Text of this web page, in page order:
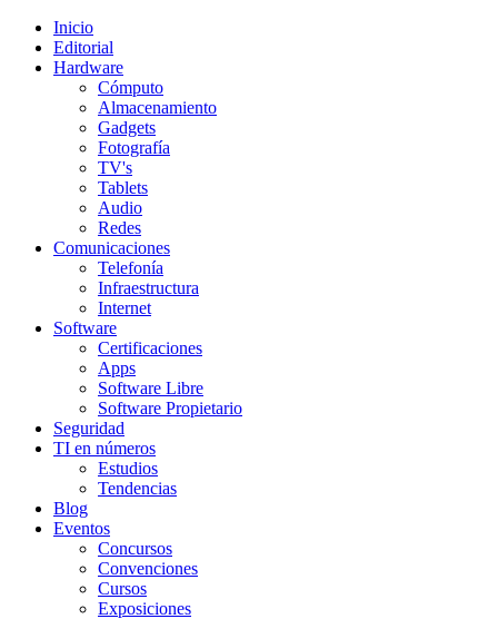
Inicio
Editorial
Hardware
Cómputo
Almacenamiento
Gadgets
Fotografía
TV's
Tablets
Audio
Redes
Comunicaciones
Telefonía
Infraestructura
Internet
Software
Certificaciones
Apps
Software Libre
Software Propietario
Seguridad
TI en números
Estudios
Tendencias
Blog
Eventos
Concursos
Convenciones
Cursos
Exposiciones